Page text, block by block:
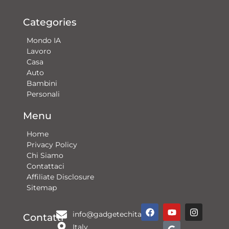
Categories
Mondo IA
Lavoro
Casa
Auto
Bambini
Personali
Menu
Home
Privacy Policy
Chi Siamo
Contattaci​
Affiliate Disclosure
Sitemap
Contatti
info@gadgetechitalia.it
Italy
F
a
Y
o
u
I
n
G
o
o